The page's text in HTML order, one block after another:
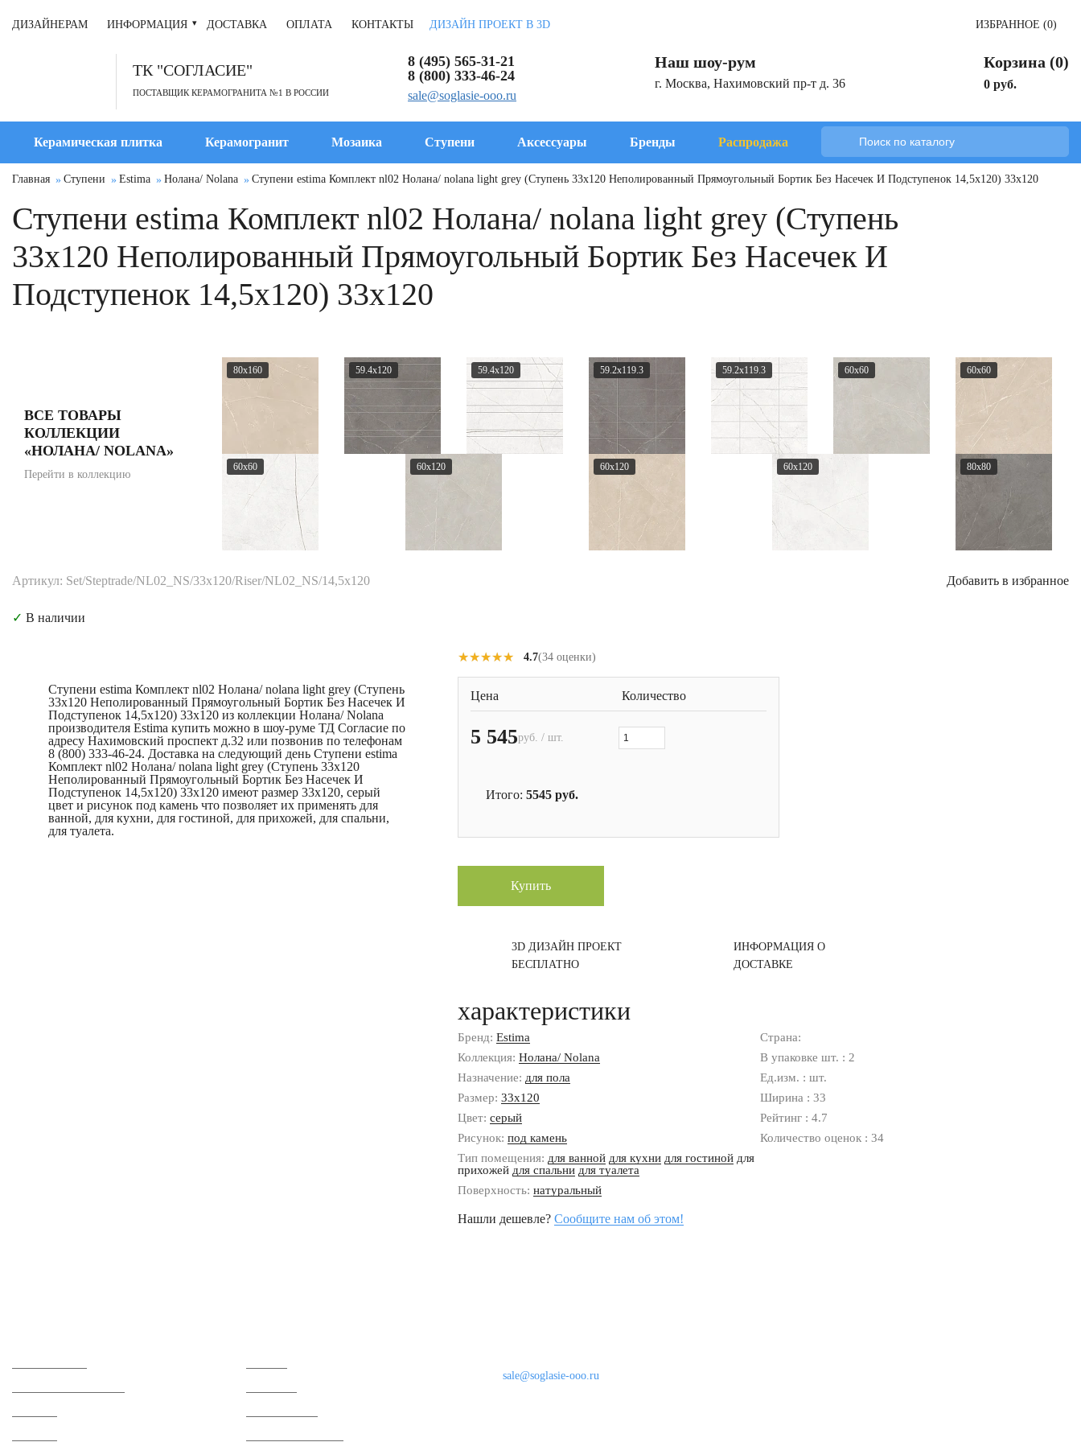
ДИЗАЙНЕРАМ ИНФОРМАЦИЯ ДОСТАВКА ОПЛАТА КОНТАКТЫ ДИЗАЙН ПРОЕКТ В 3D ИЗБРАННОЕ (0)
ТК "СОГЛАСИЕ"
ПОСТАВЩИК КЕРАМОГРАНИТА №1 В РОССИИ
8 (495) 565-31-21
8 (800) 333-46-24
sale@soglasie-ooo.ru
Наш шоу-рум
г. Москва, Нахимовский пр-т д. 36
Корзина (0)
0 руб.
Керамическая плитка Керамогранит Мозаика Ступени Аксессуары Бренды Распродажа
Главная Ступени Estima Нолана/ Nolana Ступени estima Комплект nl02 Нолана/ nolana light grey (Ступень 33x120 Неполированный Прямоугольный Бортик Без Насечек И Подступенок 14,5x120) 33x120
Ступени estima Комплект nl02 Нолана/ nolana light grey (Ступень
33x120 Неполированный Прямоугольный Бортик Без Насечек И
Подступенок 14,5x120) 33x120
ВСЕ ТОВАРЫ
КОЛЛЕКЦИИ
«НОЛАНА/ NOLANA»
Перейти в коллекцию
80x160 59.4x120 59.4x120 59.2x119.3 59.2x119.3 60x60 60x60
60x60 60x120 60x120 60x120 80x80
Артикул: Set/Steptrade/NL02_NS/33x120/Riser/NL02_NS/14,5x120 Добавить в избранное
✓ В наличии
Ступени estima Комплект nl02 Нолана/ nolana light grey (Ступень
33x120 Неполированный Прямоугольный Бортик Без Насечек И
Подступенок 14,5x120) 33x120 из коллекции Нолана/ Nolana
производителя Estima купить можно в шоу-руме ТД Согласие по
адресу Нахимовский проспект д.32 или позвонив по телефонам
8 (800) 333-46-24. Доставка на следующий день Ступени estima
Комплект nl02 Нолана/ nolana light grey (Ступень 33x120
Неполированный Прямоугольный Бортик Без Насечек И
Подступенок 14,5x120) 33x120 имеют размер 33x120, серый
цвет и рисунок под камень что позволяет их применять для
ванной, для кухни, для гостиной, для прихожей, для спальни,
для туалета.
★★★★★
★★★★★ 4.7(34 оценки)
Цена Количество
5 545руб. / шт.
Итого: 5545 руб.
Купить
3D ДИЗАЙН ПРОЕКТ
БЕСПЛАТНО
ИНФОРМАЦИЯ О
ДОСТАВКЕ
характеристики
Бренд: Estima
Коллекция: Нолана/ Nolana
Назначение: для пола
Размер: 33x120
Цвет: серый
Рисунок: под камень
Тип помещения: для ванной для кухни для гостиной для
прихожей для спальни для туалета
Поверхность: натуральный
Страна:
В упаковке шт. : 2
Ед.изм. : шт.
Ширина : 33
Рейтинг : 4.7
Количество оценок : 34
Нашли дешевле? Сообщите нам об этом!
sale@soglasie-ooo.ru